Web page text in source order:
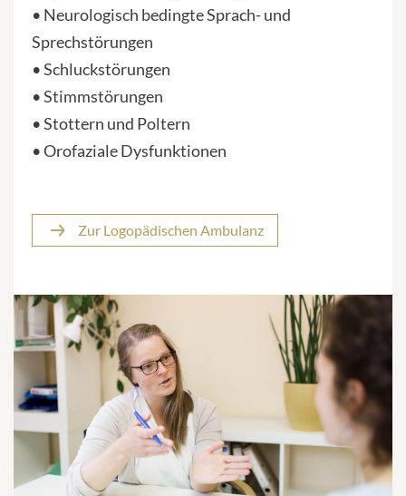
• Neurologisch bedingte Sprach- und
Sprechstörungen
• Schluckstörungen
• Stimmstörungen
• Stottern und Poltern
• Orofaziale Dysfunktionen
Zur Logopädischen Ambulanz